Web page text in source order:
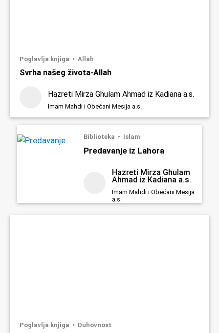
Poglavlja knjiga Allah
Svrha našeg života-Allah
Hazreti Mirza Ghulam Ahmad iz Kadiana a.s.
Imam Mahdi i Obećani Mesija a.s.
Biblioteka Islam
Predavanje iz Lahora
Hazreti Mirza Ghulam
Ahmad iz Kadiana a.s.
Imam Mahdi i Obećani Mesija
a.s.
Poglavlja knjiga Duhovnost